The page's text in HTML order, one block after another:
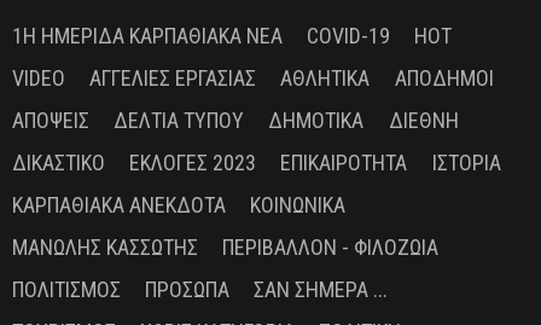
1Η ΗΜΕΡΊΔΑ ΚΑΡΠΑΘΙΑΚΆ ΝΈΑ COVID-19
HOT
VIDEO
ΑΓΓΕΛΊΕΣ ΕΡΓΑΣΊΑΣ ΑΘΛΗΤΙΚΆ
ΑΠΌΔΗΜΟΙ
ΑΠΌΨΕΙΣ
ΔΕΛΤΊΑ ΤΎΠΟΥ ΔΗΜΟΤΙΚΆ
ΔΙΕΘΝΉ
ΔΙΚΑΣΤΙΚΌ
ΕΚΛΟΓΈΣ 2023 ΕΠΙΚΑΙΡΌΤΗΤΑ
ΙΣΤΟΡΊΑ
ΚΑΡΠΑΘΙΑΚΆ ΑΝΈΚΔΟΤΑ
ΚΟΙΝΩΝΙΚΆ
ΜΑΝΏΛΗΣ ΚΑΣΣΏΤΗΣ
ΠΕΡΙΒΆΛΛΟΝ - ΦΙΛΟΖΩΊΑ
ΠΟΛΙΤΙΣΜΌΣ
ΠΡΌΣΩΠΑ
ΣΑΝ ΣΉΜΕΡΑ ...